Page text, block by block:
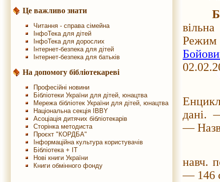
Це важливо знати
Читання - справа сімейна
ІнфоТека для дітей
ІнфоТека для дорослих
Інтернет-безпека для дітей
Інтернет-безпека для батьків
На допомогу бібліотекареві
Професійні новини
Бібліотеки України для дітей, юнацтва
Мережа бібліотек України для дітей, юнацтва
Національна секція IBBY
Асоціація дитячих бібліотекарів
Сторінка методиста
Проєкт "КОРДБА"
Інформаційна культура користувачів
Бібліотека + IT
Нові книги України
Книги обмінного фонду
дані.
—
навч.
— 146